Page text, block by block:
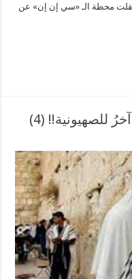
ونقلت محطة الـ «سي إن إن» عن
للصهيونية!! (4)